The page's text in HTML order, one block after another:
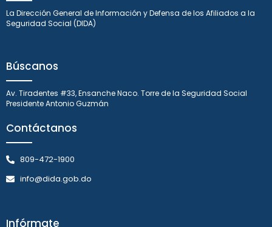
La Dirección General de Información y Defensa de los Afiliados a la
Seguridad Social (DIDA)
Búscanos
Av. Tiradentes #33, Ensanche Naco. Torre de la Seguridad Social
Presidente Antonio Guzmán
Contáctanos
809-472-1900
info@dida.gob.do
Infórmate